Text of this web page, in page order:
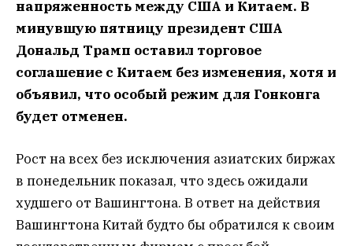
напряженность между США и Китаем. В
минувшую пятницу президент США
Дональд Трамп оставил торговое
соглашение с Китаем без изменения, хотя и
объявил, что особый режим для Гонконга
будет отменен.
Рост на всех без исключения азиатских биржах
в понедельник показал, что здесь ожидали
худшего от Вашингтона. В ответ на действия
Вашингтона Китай будто бы обратился к своим